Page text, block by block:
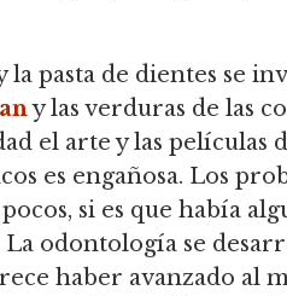
la pasta de dientes se
y las verduras de las
el arte y las películas
es engañosa. Los
pocos, si es que había
odontología se
haber avanzado al